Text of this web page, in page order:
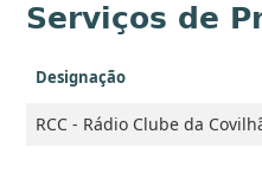
Serviços de
Designação
RCC - Rádio Clube da